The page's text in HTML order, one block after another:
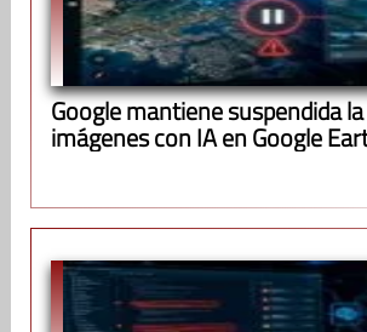
Google mantiene suspendida
imágenes con IA en Google